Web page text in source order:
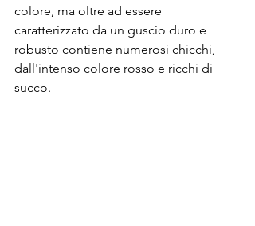
colore, ma oltre ad essere
caratterizzato da un guscio duro e
robusto contiene numerosi chicchi,
dall'intenso colore rosso e ricchi di
succo.